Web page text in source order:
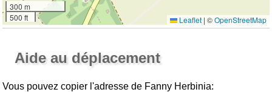
300 m
500 ft
Leaflet | ©OpenStreetMap
Aide au déplacement
Vous pouvez copier l'adresse de Fanny Herbinia: